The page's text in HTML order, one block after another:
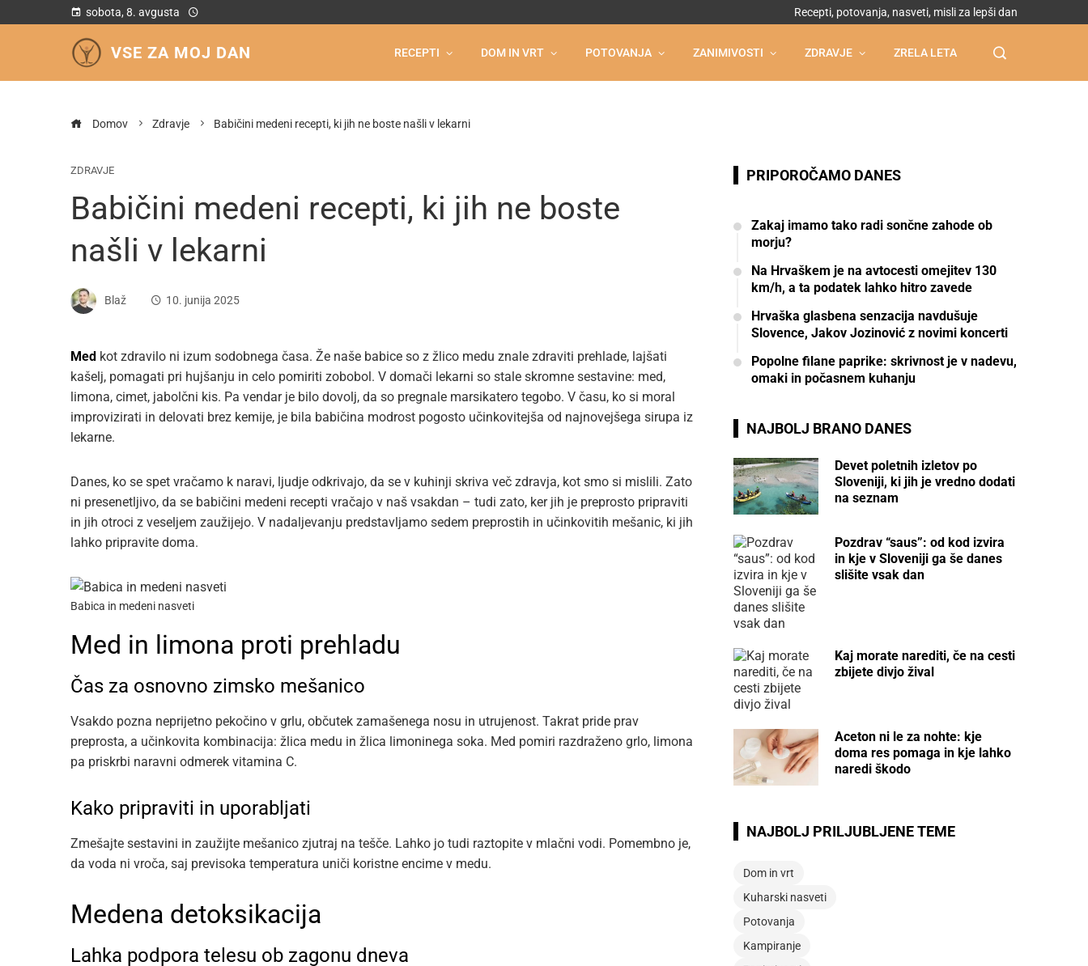
sobota, 8. avgusta Recepti, potovanja, nasveti, misli za lepši dan
VSE ZA MOJ DAN RECEPTI DOM IN VRT POTOVANJA ZANIMIVOSTI ZDRAVJE ZRELA LETA
Domov Zdravje Babičini medeni recepti, ki jih ne boste našli v lekarni
ZDRAVJE
Babičini medeni recepti, ki jih ne boste
našli v lekarni
Blaž 10. junija 2025
Med kot zdravilo ni izum sodobnega časa. Že naše babice so z žlico medu znale zdraviti prehlade, lajšati
kašelj, pomagati pri hujšanju in celo pomiriti zobobol. V domači lekarni so stale skromne sestavine: med,
limona, cimet, jabolčni kis. Pa vendar je bilo dovolj, da so pregnale marsikatero tegobo. V času, ko si moral
improvizirati in delovati brez kemije, je bila babičina modrost pogosto učinkovitejša od najnovejšega sirupa iz
lekarne.
Danes, ko se spet vračamo k naravi, ljudje odkrivajo, da se v kuhinji skriva več zdravja, kot smo si mislili. Zato
ni presenetljivo, da se babičini medeni recepti vračajo v naš vsakdan – tudi zato, ker jih je preprosto pripraviti
in jih otroci z veseljem zaužijejo. V nadaljevanju predstavljamo sedem preprostih in učinkovitih mešanic, ki jih
lahko pripravite doma.
Babica in medeni nasveti
Med in limona proti prehladu
Čas za osnovno zimsko mešanico
Vsakdo pozna neprijetno pekočino v grlu, občutek zamašenega nosu in utrujenost. Takrat pride prav
preprosta, a učinkovita kombinacija: žlica medu in žlica limoninega soka. Med pomiri razdraženo grlo, limona
pa priskrbi naravni odmerek vitamina C.
Kako pripraviti in uporabljati
Zmešajte sestavini in zaužijte mešanico zjutraj na tešče. Lahko jo tudi raztopite v mlačni vodi. Pomembno je,
da voda ni vroča, saj previsoka temperatura uniči koristne encime v medu.
Medena detoksikacija
Lahka podpora telesu ob zagonu dneva
PRIPOROČAMO DANES
Zakaj imamo tako radi sončne zahode ob
morju?
Na Hrvaškem je na avtocesti omejitev 130
km/h, a ta podatek lahko hitro zavede
Hrvaška glasbena senzacija navdušuje
Slovence, Jakov Jozinović z novimi koncerti
Popolne filane paprike: skrivnost je v nadevu,
omaki in počasnem kuhanju
NAJBOLJ BRANO DANES
Devet poletnih izletov po
Sloveniji, ki jih je vredno dodati
na seznam
Pozdrav “saus”: od kod izvira
in kje v Sloveniji ga še danes
slišite vsak dan
Kaj morate narediti, če na cesti
zbijete divjo žival
Aceton ni le za nohte: kje
doma res pomaga in kje lahko
naredi škodo
NAJBOLJ PRILJUBLJENE TEME
Dom in vrt
Kuharski nasveti
Potovanja
Kampiranje